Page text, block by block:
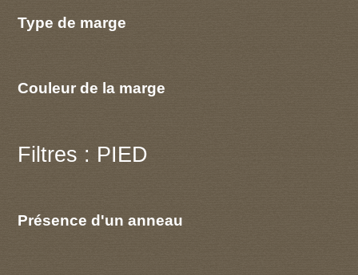
Type de marge
Couleur de la marge
Filtres : PIED
Présence d'un anneau